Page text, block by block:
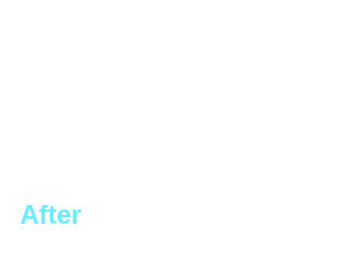
After